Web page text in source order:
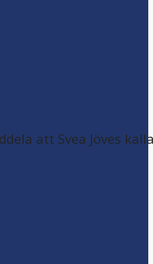
att Svea Jöves